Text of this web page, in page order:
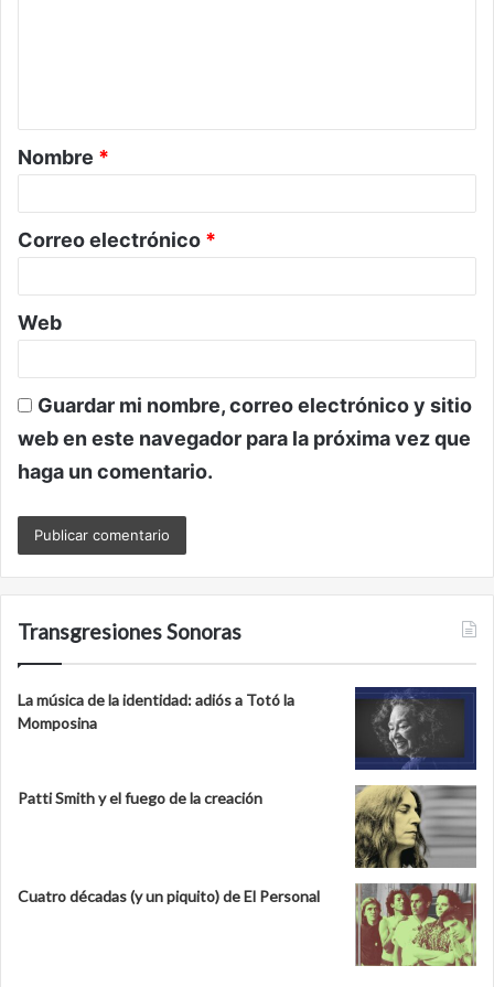
a
r
o
*
Nombre *
Correo electrónico *
Web
Guardar mi nombre, correo electrónico y sitio
web en este navegador para la próxima vez que
haga un comentario.
Transgresiones Sonoras
La música de la identidad: adiós a Totó la
Momposina
Patti Smith y el fuego de la creación
Cuatro décadas (y un piquito) de El Personal